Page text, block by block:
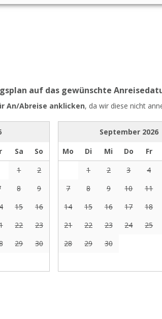
auf das gewünschte
An/Abreise anklicken, da wir diese nicht
Sa
So
1
2
8
9
15
16
22
23
29
30
September 2026
Mo
Di Mi Do Fr
1
2 3 4
7
8 9 10 11
14
15 16 17 18
21
22 23 24 25
28
29 30